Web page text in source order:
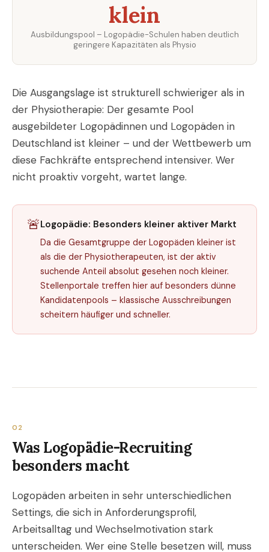
klein
Ausbildungspool – Logopädie-Schulen haben deutlich
geringere Kapazitäten als Physio
Die Ausgangslage ist strukturell schwieriger als in
der Physiotherapie: Der gesamte Pool
ausgebildeter Logopädinnen und Logopäden in
Deutschland ist kleiner – und der Wettbewerb um
diese Fachkräfte entsprechend intensiver. Wer
nicht proaktiv vorgeht, wartet lange.
🚨Logopädie: Besonders kleiner aktiver Markt
Da die Gesamtgruppe der Logopäden kleiner ist
als die der Physiotherapeuten, ist der aktiv
suchende Anteil absolut gesehen noch kleiner.
Stellenportale treffen hier auf besonders dünne
Kandidatenpools – klassische Ausschreibungen
scheitern häufiger und schneller.
02
Was Logopädie-Recruiting
besonders macht
Logopäden arbeiten in sehr unterschiedlichen
Settings, die sich in Anforderungsprofil,
Arbeitsalltag und Wechselmotivation stark
unterscheiden. Wer eine Stelle besetzen will, muss